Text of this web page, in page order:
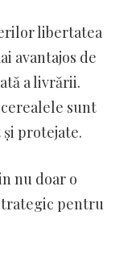
libertatea
avantajos de
a livrării.
sunt
protejate.
nu doar o
pentru